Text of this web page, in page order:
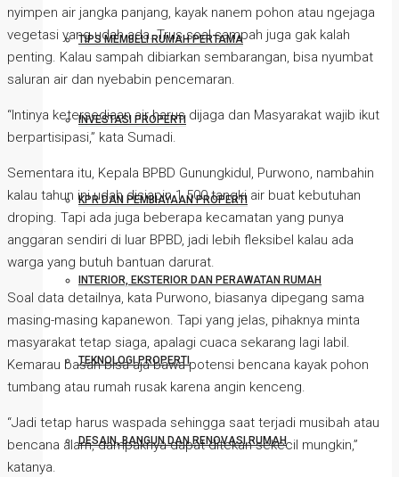
TIPS MEMBELI RUMAH PERTAMA
INVESTASI PROPERTI
KPR DAN PEMBIAYAAN PROPERTI
INTERIOR, EKSTERIOR DAN PERAWATAN RUMAH
TEKNOLOGI PROPERTI
DESAIN, BANGUN DAN RENOVASI RUMAH
nyimpen air jangka panjang, kayak nanem pohon atau ngejaga
vegetasi yang udah ada. Trus soal sampah juga gak kalah
penting. Kalau sampah dibiarkan sembarangan, bisa nyumbat
saluran air dan nyebabin pencemaran.
“Intinya ketersediaan air harus dijaga dan Masyarakat wajib ikut
berpartisipasi,” kata Sumadi.
Sementara itu, Kepala BPBD Gunungkidul, Purwono, nambahin
kalau tahun ini udah disiapin 1.500 tangki air buat kebutuhan
droping. Tapi ada juga beberapa kecamatan yang punya
anggaran sendiri di luar BPBD, jadi lebih fleksibel kalau ada
warga yang butuh bantuan darurat.
Soal data detailnya, kata Purwono, biasanya dipegang sama
masing-masing kapanewon. Tapi yang jelas, pihaknya minta
masyarakat tetap siaga, apalagi cuaca sekarang lagi labil.
Kemarau basah bisa aja bawa potensi bencana kayak pohon
tumbang atau rumah rusak karena angin kenceng.
“Jadi tetap harus waspada sehingga saat terjadi musibah atau
bencana alam, dampaknya dapat ditekan sekecil mungkin,”
katanya.